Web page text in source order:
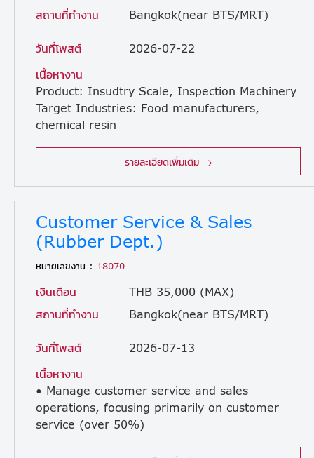
สถานที่ทำงาน
Bangkok(near BTS/MRT)
วันที่โพสต์
2026-07-22
เนื้อหางาน
Product: Insudtry Scale, Inspection Machinery
Target Industries: Food manufacturers,
chemical resin
รายละเอียดเพิ่มเติม
Customer Service & Sales
(Rubber Dept.)
หมายเลขงาน : 18070
เงินเดือน
THB 35,000 (MAX)
สถานที่ทำงาน
Bangkok(near BTS/MRT)
วันที่โพสต์
2026-07-13
เนื้อหางาน
• Manage customer service and sales
operations, focusing primarily on customer
service (over 50%)